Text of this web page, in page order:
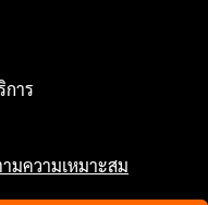
การ
ามความเหมาะสม